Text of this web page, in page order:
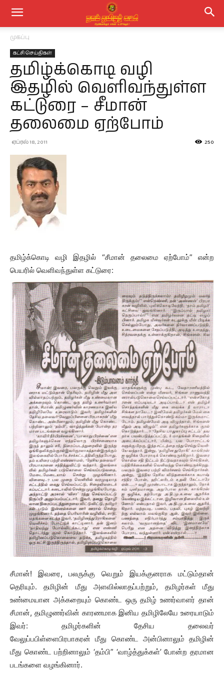
முகப்பு
கட்சி செய்திகள்
தமிழ்க்கொடி வழி
இதழில் வெளிவந்துள்ள
கட்டுரை – சீமான்
தலைமை ஏற்போம்
ஏப்ரல் 18, 2011 250
தமிழ்க்கொடி வழி இதழில் “சீமான் தலைமை ஏற்போம்” என்ற
பெயரில் வெளிவந்துள்ள கட்டுரை:
சீமான்! இவரை, பலருக்கு வெறும் இயக்குனராக மட்டும்தான்
தெரியும். தமிழின் மீது அளவில்லாதப்பற்றும், தமிழர்கள் மீது
உண்மையான அக்கறையும் கொண்ட ஒரு தமிழ் உணர்வாளர் தான்
சீமான், தமிழுணர்வின் காரணமாக இனிய தமிழிலேயே உரையாடும்
இவர்: தமிழர்களின் தேசிய தலைவர்
வேலுப்பபிள்ளைபிரபாகரன் மீது கொண்ட அன்பினாலும் தமிழின்
மீது கொண்ட பற்றினாலும் ‘தம்பி” ‘வாழ்த்துக்கள்’ போன்ற தரமான
படங்களை வழங்கினார்.